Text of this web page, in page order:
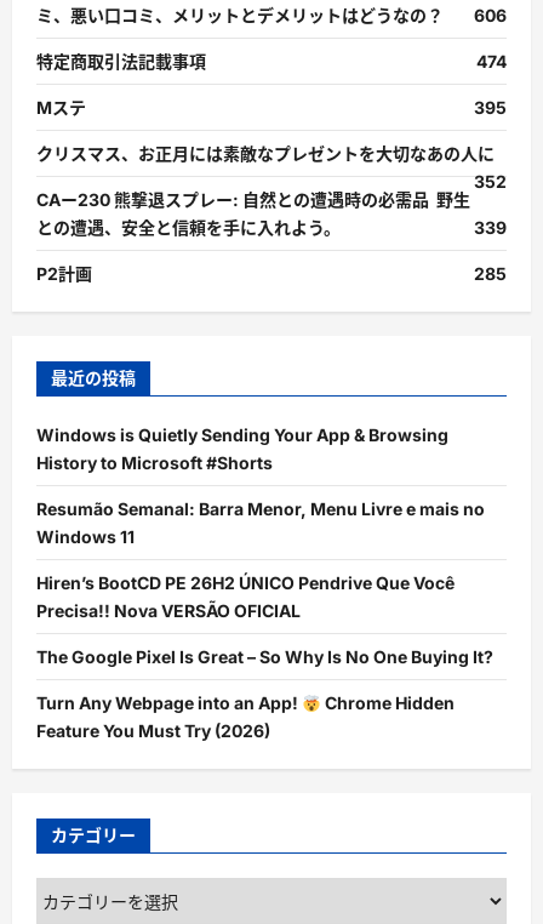
ミ、悪い口コミ、メリットとデメリットはどうなの？
606
特定商取引法記載事項 474
Mステ 395
クリスマス、お正月には素敵なプレゼントを大切なあの人に
352
CAー230 熊撃退スプレー: 自然との遭遇時の必需品 野生
との遭遇、安全と信頼を手に入れよう。
339
P2計画 285
最近の投稿
Windows is Quietly Sending Your App & Browsing
History to Microsoft #Shorts
Resumão Semanal: Barra Menor, Menu Livre e mais no
Windows 11
Hiren’s BootCD PE 26H2 ÚNICO Pendrive Que Você
Precisa!! Nova VERSÃO OFICIAL
The Google Pixel Is Great – So Why Is No One Buying It?
Turn Any Webpage into an App!
Chrome Hidden
Feature You Must Try (2026)
カテゴリー
カ